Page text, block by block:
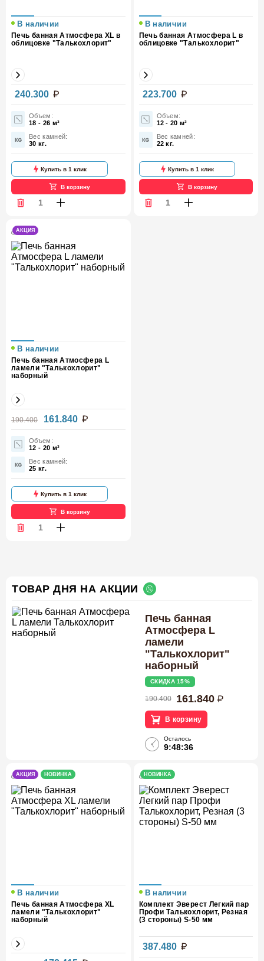
В наличии
Печь банная Атмосфера XL в
облицовке "Талькохлорит"
Вес (кг)
240.300
Объем:
18 - 26 м³
Вес камней:
30 кг.
Купить в 1 клик
В корзину
В наличии
Печь банная Атмосфера L в
облицовке "Талькохлорит"
Вес (кг)
223.700
Объем:
12 - 20 м³
Вес камней:
22 кг.
Купить в 1 клик
В корзину
АКЦИЯ
В наличии
Печь банная Атмосфера L
ламели "Талькохлорит"
наборный
Вес (кг)
190.400 161.840
Объем:
12 - 20 м³
Вес камней:
25 кг.
Купить в 1 клик
В корзину
ТОВАР ДНЯ НА АКЦИИ
Печь банная
Атмосфера L
ламели
"Талькохлорит"
наборный
СКИДКА 15%
190.400 161.840
В корзину
Осталось
9:48:36
АКЦИЯ НОВИНКА
В наличии
Печь банная Атмосфера XL
ламели "Талькохлорит"
наборный
НОВИНКА
В наличии
Комплект Эверест Легкий пар
Профи Талькохлорит, Резная
(3 стороны) S-50 мм
387.480